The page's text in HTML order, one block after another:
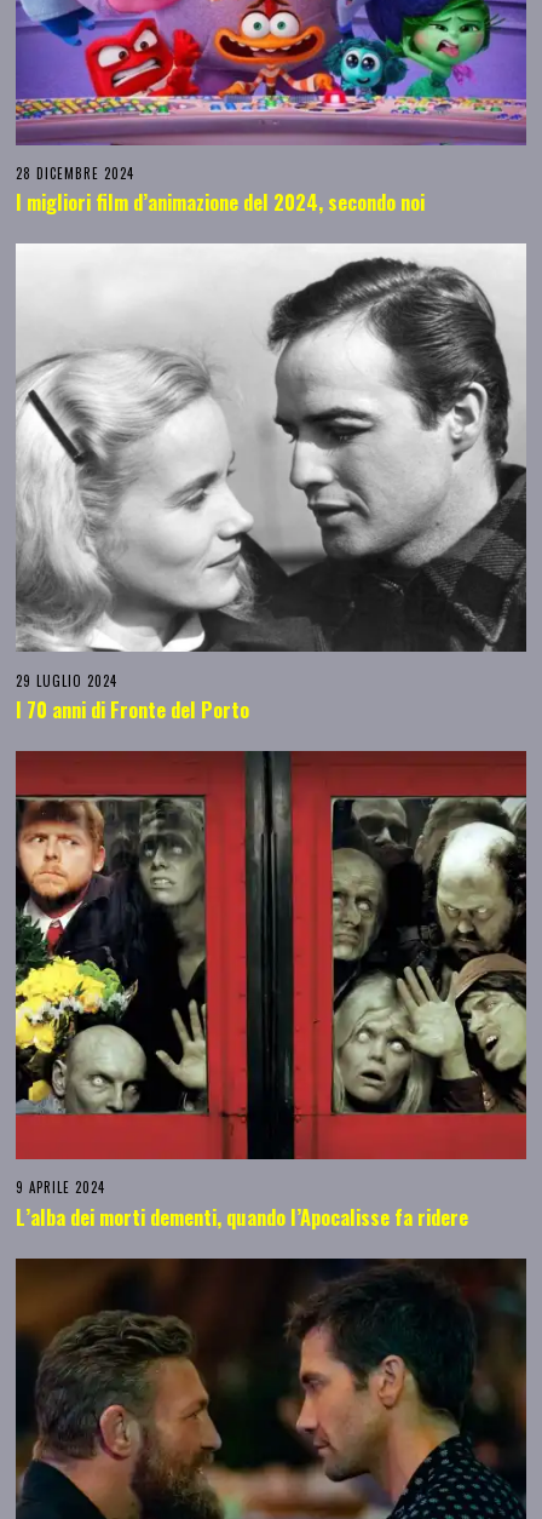
28 DICEMBRE 2024
I migliori film d’animazione del 2024, secondo noi
29 LUGLIO 2024
I 70 anni di Fronte del Porto
9 APRILE 2024
L’alba dei morti dementi, quando l’Apocalisse fa ridere